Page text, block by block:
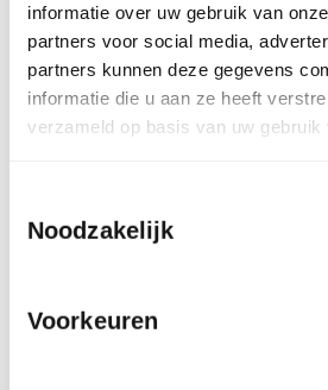
informatie over uw gebruik van
partners voor social media,
partners kunnen deze gegevens
informatie die u aan ze heeft
verzameld op basis van uw gebruik
Noodzakelijk
Voorkeuren
Ontdek